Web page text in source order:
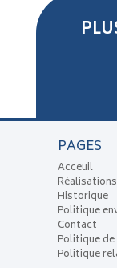
PAGES
Acceuil
Réalisations
Historique
Politique
Contact
Politique
Politique